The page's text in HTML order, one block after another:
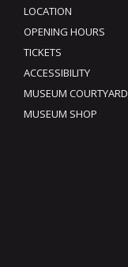
LOCATION
OPENING HOURS
TICKETS
ACCESSIBILITY
MUSEUM COURTYARD
MUSEUM SHOP